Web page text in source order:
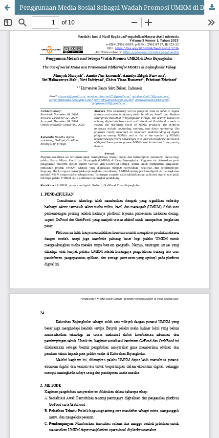
Penggunaan Media Sosial Sebagai Wadah Promosi UMKM di Desa Bojongkulur